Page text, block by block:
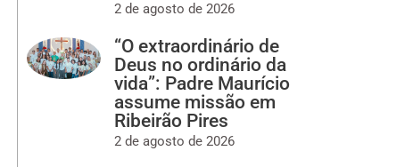
2 de agosto de 2026
“O extraordinário de
Deus no ordinário da
vida”: Padre Maurício
assume missão em
Ribeirão Pires
2 de agosto de 2026